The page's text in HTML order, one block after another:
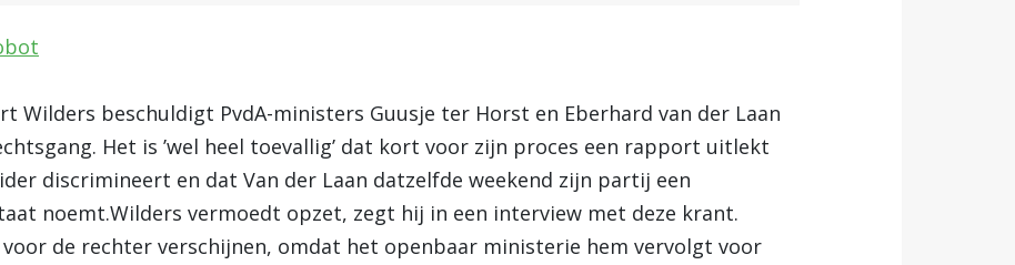
Wilders beschuldigt PvdA-ministers Guusje ter Horst en Eberhard van der Laan
Het is ’wel heel toevallig’ dat kort voor zijn proces een rapport uitlekt
discrimineert en dat Van der Laan datzelfde weekend zijn partij een
noemt.Wilders vermoedt opzet, zegt hij in een interview met deze krant.
de rechter verschijnen, omdat het openbaar ministerie hem vervolgt voor